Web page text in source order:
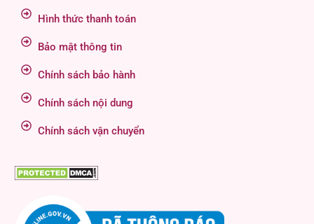
Hình thức thanh toán
Bảo mật thông tin
Chính sách bảo hành
Chính sách nội dung
Chính sách vận chuyển